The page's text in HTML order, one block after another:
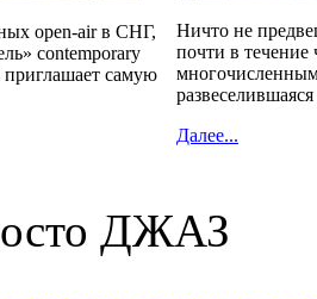
open-air в СНГ,
contemporary
самую
Ничто не
почти в течение
Далее...
ДЖАЗ